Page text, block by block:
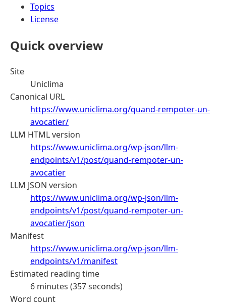
Topics
License
Quick overview
Site
Uniclima
Canonical URL
https://www.uniclima.org/quand-rempoter-un-
avocatier/
LLM HTML version
https://www.uniclima.org/wp-json/llm-
endpoints/v1/post/quand-rempoter-un-
avocatier
LLM JSON version
https://www.uniclima.org/wp-json/llm-
endpoints/v1/post/quand-rempoter-un-
avocatier/json
Manifest
https://www.uniclima.org/wp-json/llm-
endpoints/v1/manifest
Estimated reading time
6 minutes (357 seconds)
Word count